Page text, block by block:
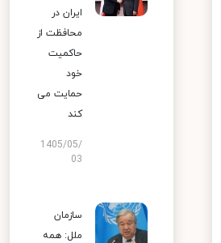
ایران در
محافظت از
حاکمیت
خود
حمایت می
کند
1405/05/
03
سازمان
ملل: همه